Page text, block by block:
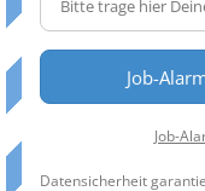
Job-
Job-
Datensicherheit